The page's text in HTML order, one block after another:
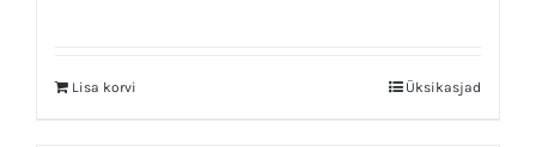
Lisa korvi Üksikasjad